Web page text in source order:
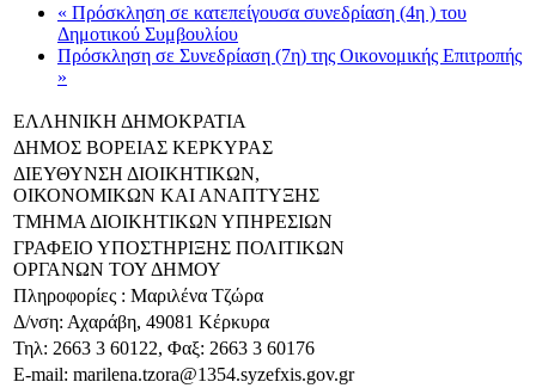
« Πρόσκληση σε κατεπείγουσα συνεδρίαση (4η ) του
Δημοτικού Συμβουλίου
Πρόσκληση σε Συνεδρίαση (7η) της Οικονομικής Επιτροπής
»
ΕΛΛΗΝΙΚΗ ΔΗΜΟΚΡΑΤΙΑ
ΔΗΜΟΣ ΒΟΡΕΙΑΣ ΚΕΡΚΥΡΑΣ
ΔΙΕΥΘΥΝΣΗ ΔΙΟΙΚΗΤΙΚΩΝ,
ΟΙΚΟΝΟΜΙΚΩΝ ΚΑΙ ΑΝΑΠΤΥΞΗΣ
ΤΜΗΜΑ ΔΙΟΙΚΗΤΙΚΩΝ ΥΠΗΡΕΣΙΩΝ
ΓΡΑΦΕΙΟ ΥΠΟΣΤΗΡΙΞΗΣ ΠΟΛΙΤΙΚΩΝ
ΟΡΓΑΝΩΝ ΤΟΥ ΔΗΜΟΥ
Πληροφορίες : Μαριλένα Τζώρα
Δ/νση: Αχαράβη, 49081 Κέρκυρα
Τηλ: 2663 3 60122, Φαξ: 2663 3 60176
E-mail: marilena.tzora@1354.syzefxis.gov.gr